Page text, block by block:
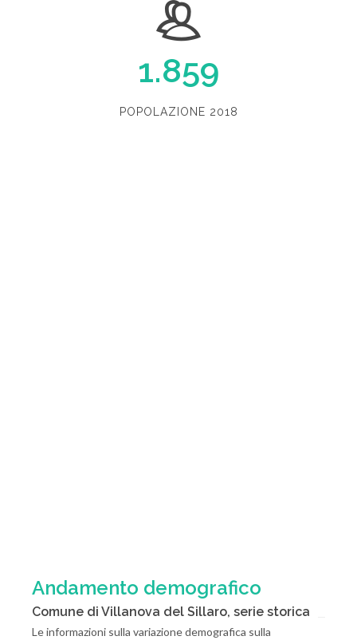
1.859
POPOLAZIONE 2018
Andamento demografico
Comune di Villanova del Sillaro, serie storica
Le informazioni sulla variazione demografica sulla